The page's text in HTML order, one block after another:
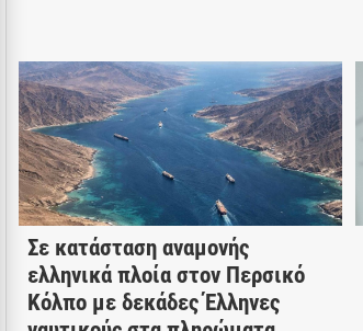
Σε κατάσταση αναμονής
ελληνικά πλοία στον Περσικό
Κόλπο με δεκάδες Έλληνες